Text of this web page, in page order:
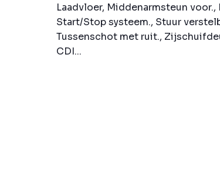
Laadvloer, Middenarmsteun
Start/Stop systeem., Stuur
Tussenschot met ruit.,
CDI...